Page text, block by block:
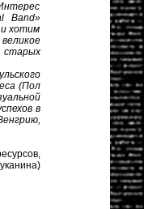
Band»
и хотим
старых
(Пол
в